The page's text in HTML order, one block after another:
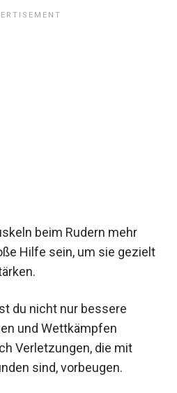
beim Rudern mehr
Hilfe sein, um sie gezielt
du nicht nur bessere
und Wettkämpfen
Verletzungen, die mit
sind, vorbeugen.